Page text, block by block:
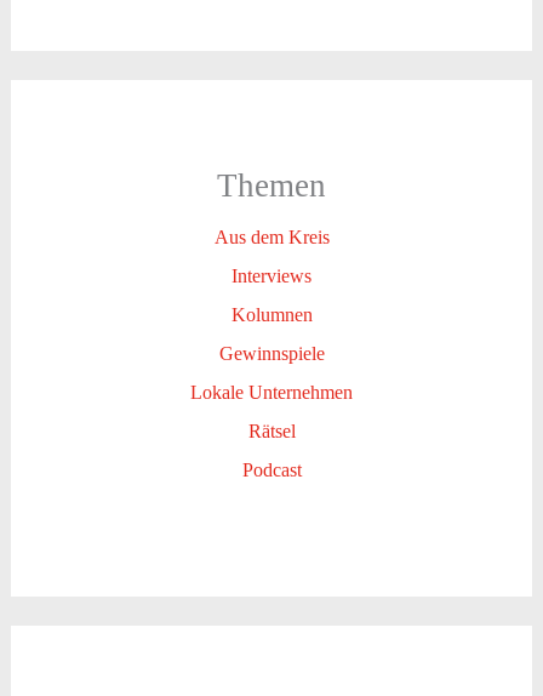
Themen
Aus dem Kreis
Interviews
Kolumnen
Gewinnspiele
Lokale Unternehmen
Rätsel
Podcast